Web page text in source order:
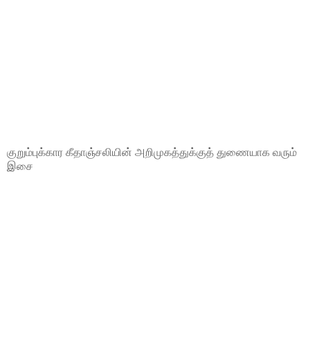
குறும்புக்கார கீதாஞ்சலியின் அறிமுகத்துக்குத் துணையாக வரும்
இசை